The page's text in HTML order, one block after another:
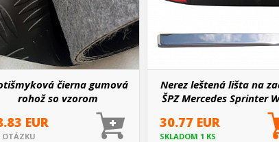
čierna gumová
rohož so vzorom
plechu 200 x
100 cm
EUR
OTÁZKU
Nerez leštená lišta na
ŠPZ Mercedes Sprinter
2006-18, VW Crafter LT3
30.77 EUR
SKLADOM 1 KS